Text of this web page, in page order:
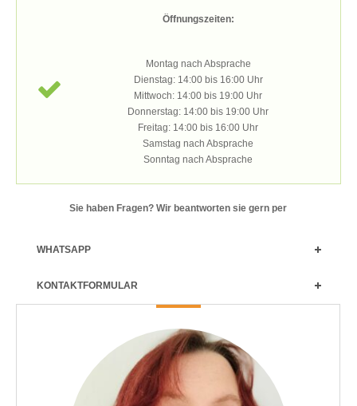
Öffnungszeiten:
Montag nach Absprache
Dienstag: 14:00 bis 16:00 Uhr
Mittwoch: 14:00 bis 19:00 Uhr
Donnerstag: 14:00 bis 19:00 Uhr
Freitag: 14:00 bis 16:00 Uhr
Samstag nach Absprache
Sonntag nach Absprache
Sie haben Fragen? Wir beantworten sie gern per
WHATSAPP
KONTAKTFORMULAR